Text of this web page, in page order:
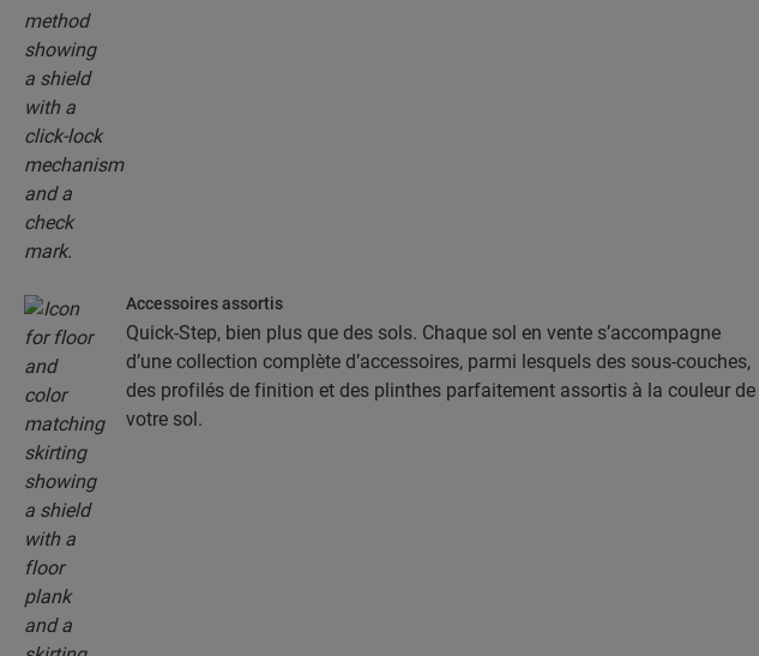
Accessoires assortis
Quick-Step, bien plus que des sols. Chaque sol en vente s’accompagne
d’une collection complète d’accessoires, parmi lesquels des sous-couches,
des profilés de finition et des plinthes parfaitement assortis à la couleur de
votre sol.